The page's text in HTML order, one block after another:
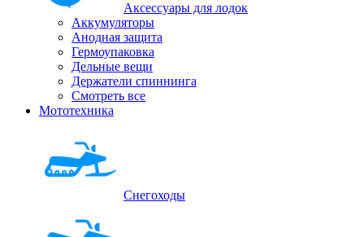
Аксессуары для лодок
Аккумуляторы
Анодная защита
Гермоупаковка
Дельные вещи
Держатели спиннинга
Смотреть все
Мототехника
Снегоходы